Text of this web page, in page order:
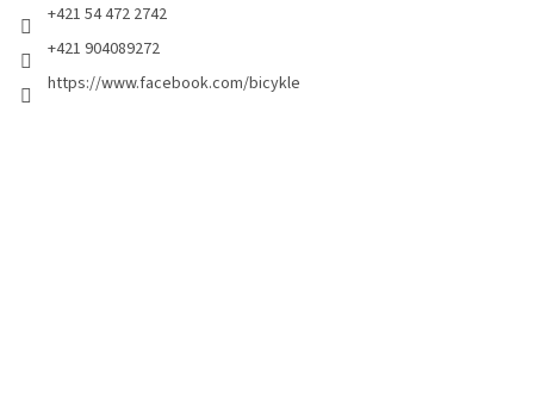
+421 54 472 2742
+421 904089272
https://www.facebook.com/bicykle